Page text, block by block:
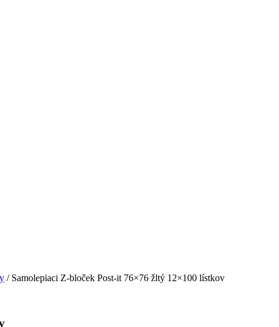
/ Samolepiaci Z-bloček Post-it 76×76 žltý 12×100 lístkov